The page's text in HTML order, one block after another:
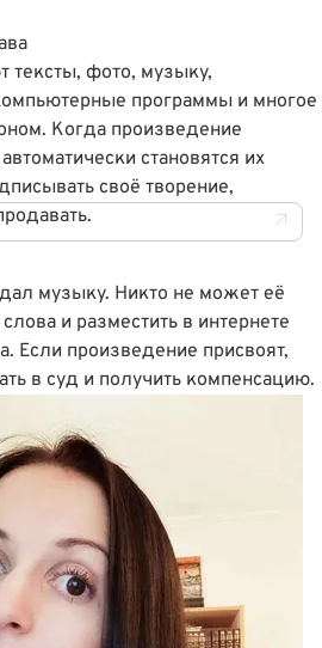
фото, музыку,
программы и многое
Когда произведение
становятся их
своё творение,
музыку. Никто не может её
и разместить в интернете
Если произведение присвоят,
в суд и получить компенсацию.